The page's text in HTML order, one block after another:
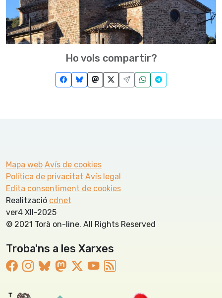
Ho vols compartir?
Mapa web Avís de cookies
Política de privacitat Avís legal
Edita consentiment de cookies
Realització cdnet
ver4 XII-2025
© 2021 Torà on-line. All Rights Reserved
Troba'ns a les Xarxes